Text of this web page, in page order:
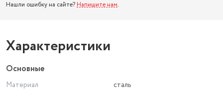
Нашли ошибку на сайте? Напишите нам.
Характеристики
Основные
Материал
сталь